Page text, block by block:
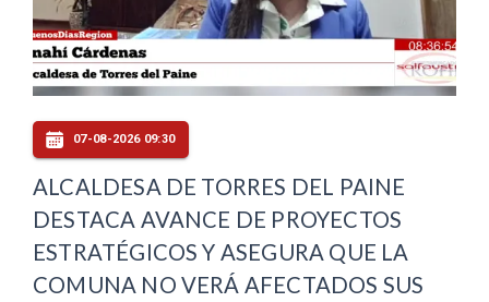
07-08-2026 09:30
ALCALDESA DE TORRES DEL PAINE
DESTACA AVANCE DE PROYECTOS
ESTRATÉGICOS Y ASEGURA QUE LA
COMUNA NO VERÁ AFECTADOS SUS